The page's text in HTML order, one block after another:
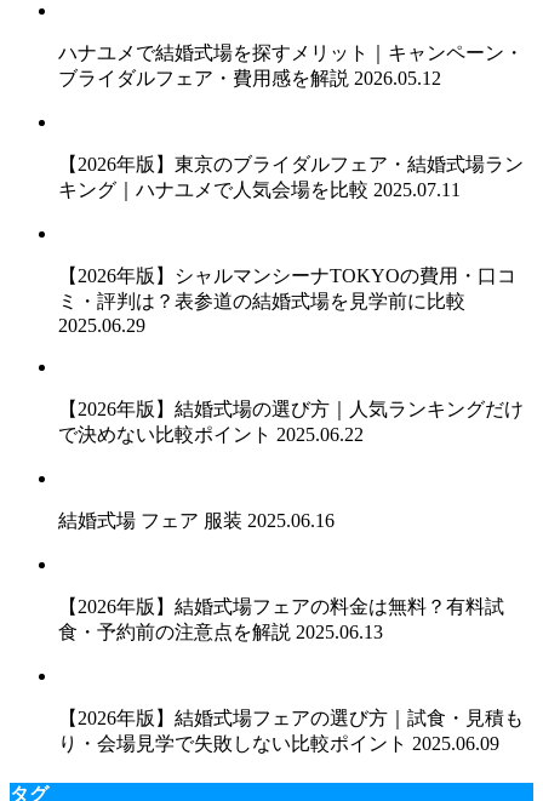
ハナユメで結婚式場を探すメリット｜キャンペーン・
ブライダルフェア・費用感を解説 2026.05.12
【2026年版】東京のブライダルフェア・結婚式場ラン
キング｜ハナユメで人気会場を比較 2025.07.11
【2026年版】シャルマンシーナTOKYOの費用・口コ
ミ・評判は？表参道の結婚式場を見学前に比較
2025.06.29
【2026年版】結婚式場の選び方｜人気ランキングだけ
で決めない比較ポイント 2025.06.22
結婚式場 フェア 服装 2025.06.16
【2026年版】結婚式場フェアの料金は無料？有料試
食・予約前の注意点を解説 2025.06.13
【2026年版】結婚式場フェアの選び方｜試食・見積も
り・会場見学で失敗しない比較ポイント 2025.06.09
タグ